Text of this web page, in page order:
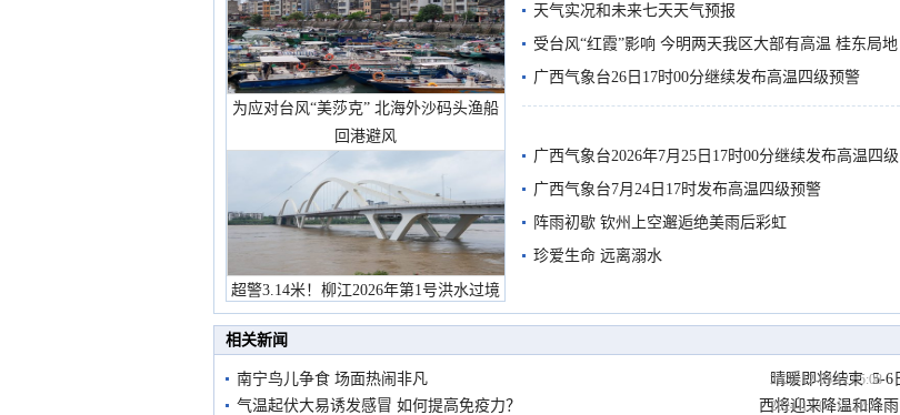
为应对台风“美莎克” 北海外沙码头渔船
回港避风
超警3.14米！柳江2026年第1号洪水过境
市民在堤岸见证汛况
天气实况和未来七天天气预报
受台风“红霞”影响 今明两天我区大部有高温 桂东局地
有较强降雨
广西气象台26日17时00分继续发布高温四级预警
广西气象台2026年7月25日17时00分继续发布高温四级
预警
广西气象台7月24日17时发布高温四级预警
阵雨初歇 钦州上空邂逅绝美雨后彩虹
珍爱生命 远离溺水
相关新闻
晴暖即将结束  5-6
西将迎来降温和降雨
2024-12-03 12:05:08
南宁鸟儿争食 场面热闹非凡
2024-12-03 11:27:25
气温起伏大易诱发感冒 如何提高免疫力？